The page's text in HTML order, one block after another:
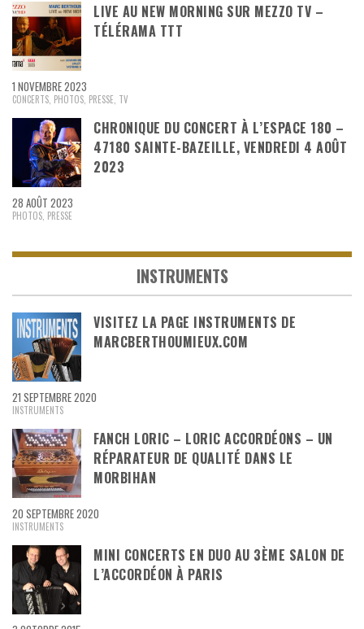
LIVE AU NEW MORNING SUR MEZZO TV –
TÉLÉRAMA TTT
1 NOVEMBRE 2023
CONCERTS PHOTOS PRESSE TV
CHRONIQUE DU CONCERT À L’ESPACE 180 –
47180 SAINTE-BAZEILLE, VENDREDI 4 AOÛT
2023
28 AOÛT 2023
PHOTOS PRESSE
INSTRUMENTS
VISITEZ LA PAGE INSTRUMENTS DE
MARCBERTHOUMIEUX.COM
21 SEPTEMBRE 2020
INSTRUMENTS
FANCH LORIC – LORIC ACCORDÉONS – UN
RÉPARATEUR DE QUALITÉ DANS LE
MORBIHAN
20 SEPTEMBRE 2020
INSTRUMENTS
MINI CONCERTS EN DUO AU 3ÈME SALON DE
L’ACCORDÉON À PARIS